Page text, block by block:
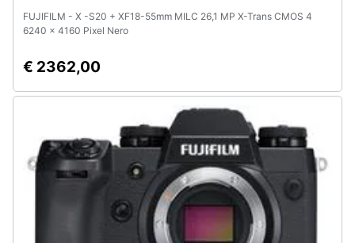
FUJIFILM - X -S20 + XF18-55mm MILC 26,1 MP X-Trans CMOS 4
6240 x 4160 Pixel Nero
€ 2362,00